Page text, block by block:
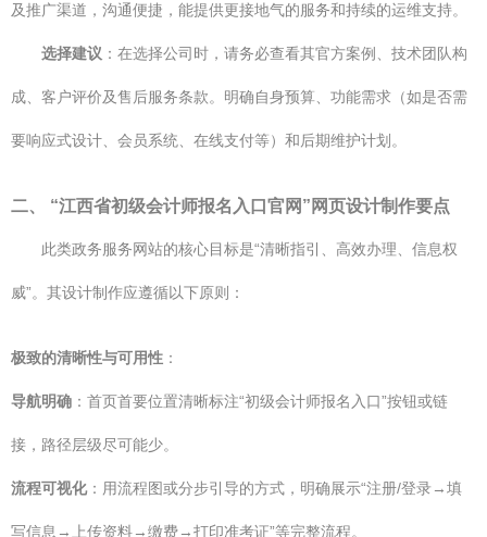
及推广渠道，沟通便捷，能提供更接地气的服务和持续的运维支持。
选择建议 ：在选择公司时，请务必查看其官方案例、技术团队构
成、客户评价及售后服务条款。明确自身预算、功能需求（如是否需
要响应式设计、会员系统、在线支付等）和后期维护计划。
二、 “江西省初级会计师报名入口官网”网页设计制作要点
此类政务服务网站的核心目标是“清晰指引、高效办理、信息权
威”。其设计制作应遵循以下原则：
极致的清晰性与可用性 ：
导航明确 ：首页首要位置清晰标注“初级会计师报名入口”按钮或链
接，路径层级尽可能少。
流程可视化：用流程图或分步引导的方式，明确展示“注册/登录→填
写信息→上传资料→缴费→打印准考证”等完整流程。